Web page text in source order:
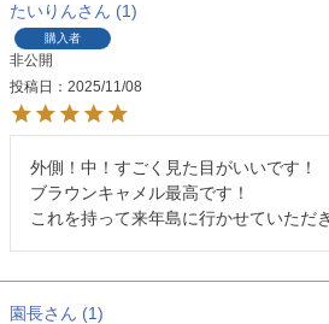
たいりん 1
購入者
非公開
投稿日
2025/11/08
外側！中！すごく見た目がいいです！
ブラウンキャメル最高です！
これを持って来年島に行かせていただ
園長 1